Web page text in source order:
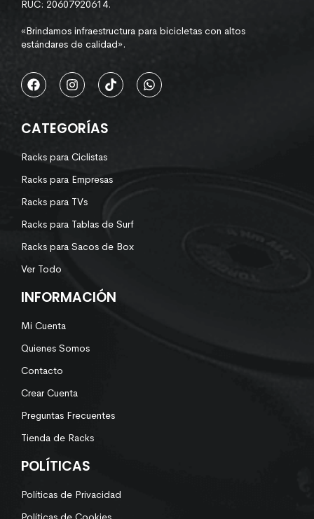
RUC: 20607920614.
«Brindamos infraestructura para bicicletas con altos
estándares de calidad».
CATEGORÍAS
Racks para Ciclistas
Racks para Empresas
Racks para TVs
Racks para Tablas de Surf
Racks para Sacos de Box
Ver Todo
INFORMACIÓN
Mi Cuenta
Quienes Somos
Contacto
Crear Cuenta
Preguntas Frecuentes
Tienda de Racks
POLÍTICAS
Políticas de Privacidad